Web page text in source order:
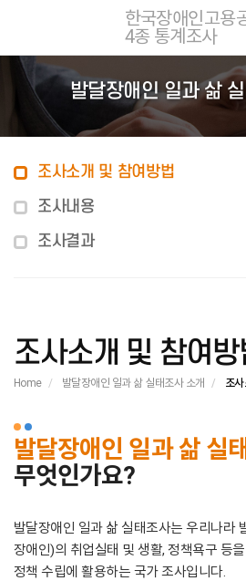
한국장애인고용
4종 통계조사
발달장애인 일과 삶
조사소개 및 참여방법
조사내용
조사결과
조사소개 및 참여방
Home 발달장애인 일과 삶 실태조사 소개 조
발달장애인 일과 삶 실
무엇인가요?
발달장애인 일과 삶 실태조사는 우리나라
장애인)의 취업실태 및 생활, 정책욕구 등
정책 수립에 활용하는 국가 조사입니다.